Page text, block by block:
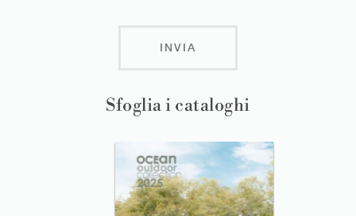
Sfoglia i cataloghi
INVIA